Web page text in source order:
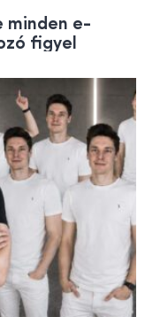
minden e-
figyel